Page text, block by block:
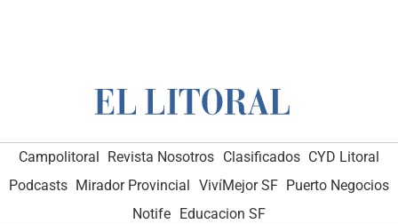
Campolitoral Revista Nosotros Clasificados CYD Litoral
Podcasts Mirador Provincial VivíMejor SF Puerto Negocios
Notife
Educacion SF